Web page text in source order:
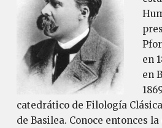
en
en
catedrático de Filología
de Basilea. Conoce entonces la